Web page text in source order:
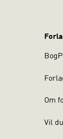
Om
Vil